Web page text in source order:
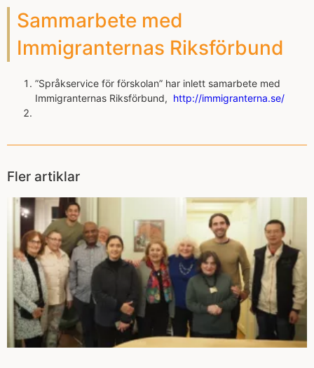
Sammarbete med
Immigranternas Riksförbund
”Språkservice för förskolan” har inlett samarbete med
Immigranternas Riksförbund, http://immigranterna.se/
Fler artiklar